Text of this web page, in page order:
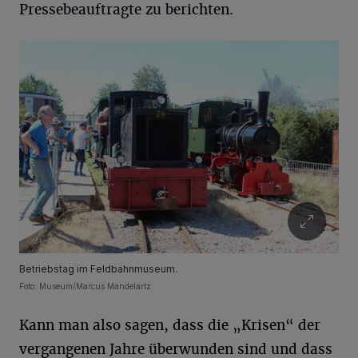
Pressebeauftragte zu berichten.
Betriebstag im Feldbahnmuseum.
Foto: Museum/Marcus Mandelartz
Kann man also sagen, dass die „Krisen“ der
vergangenen Jahre überwunden sind und dass